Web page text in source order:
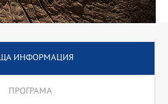
ИНФОРМАЦИЯ
ПРОГРАМА